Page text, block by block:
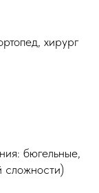
хирург
бюгельные,
сложности)